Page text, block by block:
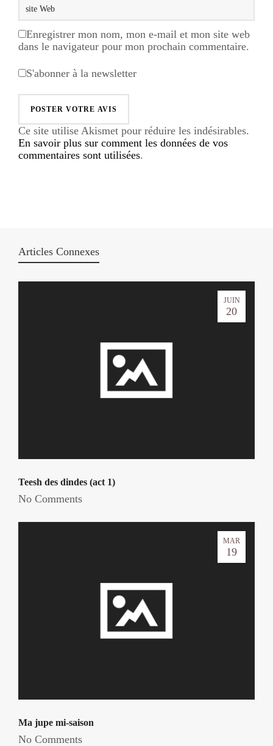
Enregistrer mon nom, mon e-mail et mon site web
dans le navigateur pour mon prochain commentaire.
S'abonner à la newsletter
Ce site utilise Akismet pour réduire les indésirables.
En savoir plus sur comment les données de vos
commentaires sont utilisées.
Articles Connexes
JUIN
20
Teesh des dindes (act 1)
No Comments
MAR
19
Ma jupe mi-saison
No Comments